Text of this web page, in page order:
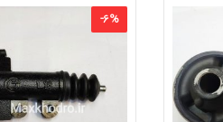
-6%